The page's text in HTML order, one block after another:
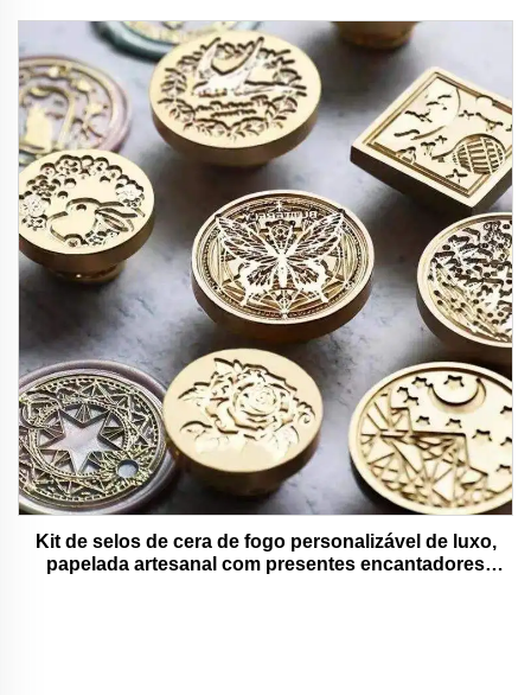
escola
Kit de selos de cera de fogo personalizável de luxo,
papelada artesanal com presentes encantadores